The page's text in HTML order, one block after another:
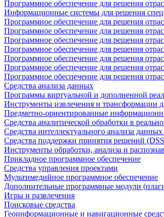
Программное обеспечение для решения
Информационные системы для решения
Программное обеспечение для решения
Программное обеспечение для решения
Программное обеспечение для решения
Программное обеспечение для решения
Программное обеспечение для решения
Программное обеспечение для решения
Программное обеспечение для решения
Средства анализа данных
Программы виртуальной и дополненной
Инструменты извлечения и трансформации
Предметно-ориентированные
Средства аналитической обработки в
Средства интеллектуального анализа
Средства поддержки принятия решений
Инструменты обработки, анализа и
Прикладное программное обеспечение
Средства управления проектами
Мультимедийное программное обеспечение
Дополнительные программные модули
Игры и развлечения
Поисковые средства
Геоинформационные и навигационные